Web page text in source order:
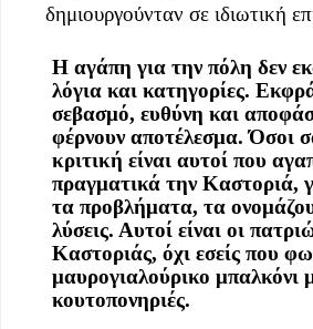
δημιουργούνταν σε ιδιωτική
Η αγάπη για την πόλη δεν
λόγια και κατηγορίες.
σεβασμό, ευθύνη και
φέρνουν αποτέλεσμα. Όσοι
κριτική είναι αυτοί που
πραγματικά την Καστοριά,
τα προβλήματα, τα
λύσεις. Αυτοί είναι οι
Καστοριάς, όχι εσείς που
μαυρογιαλούρικο μπαλκόνι
κουτοπονηριές.